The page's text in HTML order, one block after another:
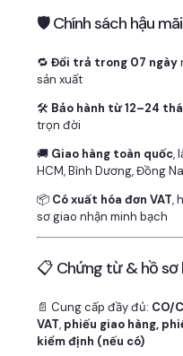
🛡 Chính sách hậu
🔁 Đổi trả trong 07 ngày
sản xuất
🛠 Bảo hành từ 12–24
trọn đời
🚚 Giao hàng toàn quốc,
HCM, Bình Dương, Đồng
📦 Có xuất hóa đơn VAT,
sơ giao nhận minh bạch
📋 Chứng từ & hồ sơ
📄 Cung cấp đầy đủ: CO/
VAT, phiếu giao hàng,
kiểm định (nếu có)